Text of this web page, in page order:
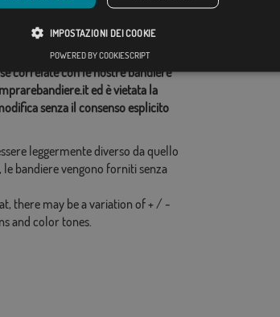
correlate con le nostre bandiere
ed è vietata la
senza il consenso esplicito
leggermente diverso da quello
bandiere vengono forniti senza
there may be a variation of + / -
and color tones.
IMPOSTAZIONI DEI COOKIE
POWERED BY COOKIESCRIPT